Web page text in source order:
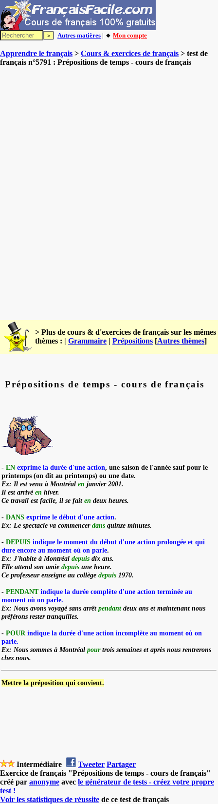
Autres matières | 🔸 Mon compte
Apprendre le français > Cours & exercices de français > test de
français n°5791 : Prépositions de temps - cours de français
> Plus de cours & d'exercices de français sur les mêmes
thèmes : | Grammaire | Prépositions [Autres thèmes]
Prépositions de temps - cours de français
- EN exprime la durée d'une action, une saison de l'année sauf pour le
printemps (on dit au printemps) ou une date.
Ex: Il est venu à Montréal en janvier 2001.
Il est arrivéen hiver.
Ce travail est facile, il se faiten deux heures.
- DANS exprime le début d'une action.
Ex: Le spectacle va commencerdans quinze minutes.
- DEPUIS indique le moment du début d'une action prolongée et qui
dure encore au moment où on parle.
Ex: J'habite à Montréal depuis dix ans.
Elle attend son amie depuis une heure.
Ce professeur enseigne au collège depuis 1970.
- PENDANT indique la durée complète d'une action terminée au
moment où on parle.
Ex: Nous avons voyagé sans arrêtpendantdeux ans et maintenant nous
préférons rester tranquilles.
- POUR indique la durée d'une action incomplète au moment où on
parle.
Ex: Nous sommes à Montréal pourtrois semaines et après nous rentrerons
chez nous.
Mettre la préposition qui convient.
Intermédiaire Tweeter Partager
Exercice de français "Prépositions de temps - cours de français"
créé par anonyme avec le générateur de tests - créez votre propre
test !
Voir les statistiques de réussite de ce test de français